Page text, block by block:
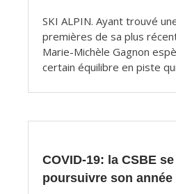
SKI ALPIN. Ayant trouvé
premières de sa plus
Marie-Michèle Gagnon
certain équilibre en piste
COVID-19: la CSBE
poursuivre son